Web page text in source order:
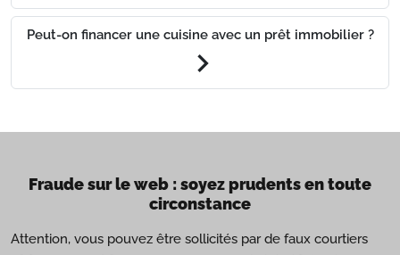
Peut-on financer une cuisine avec un prêt immobilier ?
chevron_right
Fraude sur le web : soyez prudents en toute
circonstance
Attention, vous pouvez être sollicités par de faux courtiers